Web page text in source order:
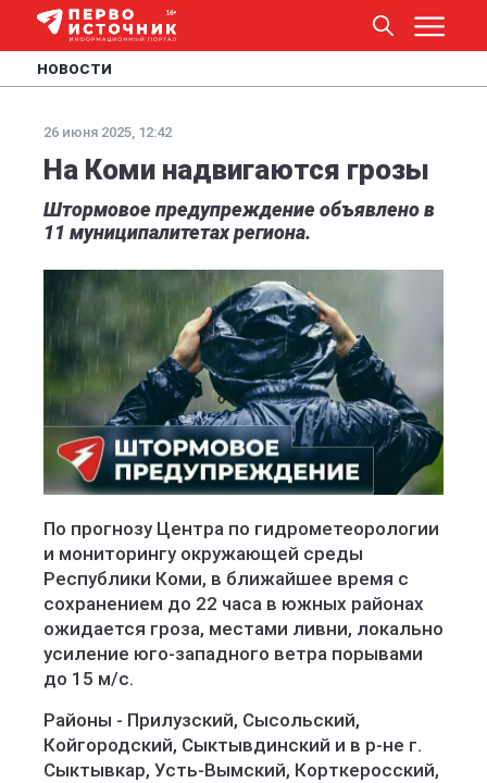
НОВОСТИ
26 июня 2025, 12:42
На Коми надвигаются грозы
Штормовое предупреждение объявлено в
11 муниципалитетах региона.
По прогнозу Центра по гидрометеорологии
и мониторингу окружающей среды
Республики Коми, в ближайшее время с
сохранением до 22 часа в южных районах
ожидается гроза, местами ливни, локально
усиление юго-западного ветра порывами
до 15 м/с.
Районы - Прилузский, Сысольский,
Койгородский, Сыктывдинский и в р-не г.
Сыктывкар, Усть-Вымский, Корткеросский,